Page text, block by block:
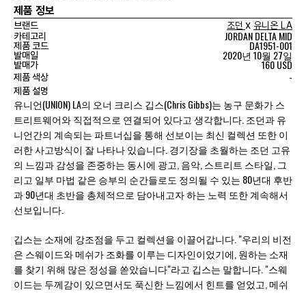
제품 정보
브랜드 조던 x 유니온 LA
카테고리
JORDAN DELTA MID
제품 코드 DA1951-001
발매일 2020년 10월 27일
발매가 160 USD
제품 색상 -
제품 설명
유니언(UNION) LA의 오너 크리스 깁스(Chris Gibbs)는 농구 문화가 스
트리트웨어와 직접적으로 연결되어 있다고 생각합니다. 조던과 유
니언간의 계속되는 파트너십을 통해 선보이는 최신 컬렉션 또한 이
러한 사고방식이 잘 나타나 있습니다. 경기장을 초월하는 조던 고유
의 느낌과 감성을 존중하는 동시에 광고, 음악, 스트리트 스타일, 그
리고 일부 마법 같은 승부의 순간들로도 정의될 수 있는 80년대 후반
과 90년대 초반을 총체적으로 담아내고자 하는 노력 또한 계속해서
선보입니다.
깁스는 소재에 강조점을 두고 컬렉션을 이끌어갑니다. "우리의 비전
은 스웨이드와 메쉬가 조화를 이루는 디자인이었기에, 원하는 소재
를 찾기 위해 많은 정성을 쏟았습니다"라고 깁스는 말합니다. "스웨
이드는 두께감이 있으면서도 푹신한 느낌에서 힌트를 얻었고, 메쉬